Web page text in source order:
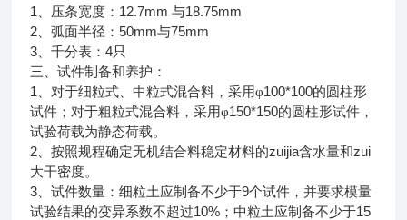
1 、压条宽度： 12.7mm与18.75mm
2 、弧面半径：50mm与75mm
3 、千分表：4只
三、试件制备和养护：
1 、对于细粒式、中粒式混合料，采用φ100*100的圆柱形
试件；对于粗粒式混合料，采用φ150*150的圆柱形试件，
试验荷载为静态荷载。
2 、按照规程确定无机结合料稳定材料的zuijia含水量和zui
大干密度。
3 、试件数量：细粒土应制备不少于9个试件，并要求模量
试验结果的变异系数不超过10% ；中粒土应制备不少于15